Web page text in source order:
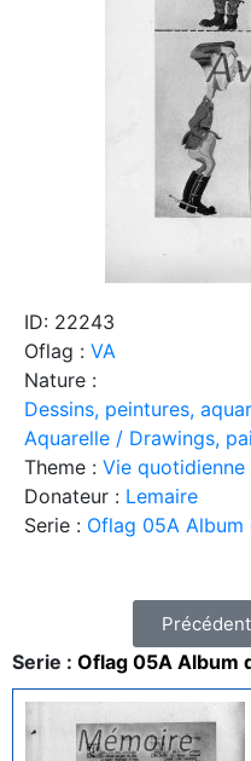
ID: 22243
Oflag : VA
Nature :
Dessins, peintures,
Aquarelle / Drawings,
Theme : Vie
Donateur : Lemaire
Serie : Oflag 05A Album
Précédent
Serie : Oflag 05A Album